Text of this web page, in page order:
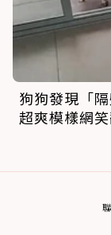
狗狗發現「
超爽模樣網